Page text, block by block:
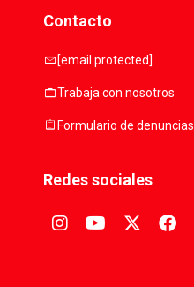
Contacto
mail [email protected]
workTrabaja con nosotros
assignmentFormulario de denuncias
Redes sociales